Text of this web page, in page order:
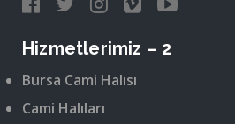
Hizmetlerimiz – 2
Bursa Cami Halısı
Cami Halıları